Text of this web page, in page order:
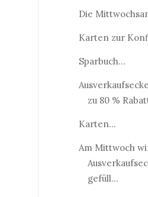
Die
Karten zur
Sparbuch...
zu 80 %
Karten...
Am Mittwoch
gefüll...